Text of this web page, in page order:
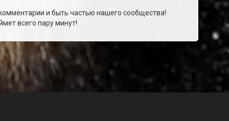
и быть частью нашего сообщества!
всего пару минут!